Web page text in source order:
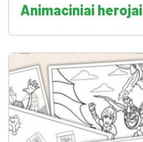
Animaciniai herojai